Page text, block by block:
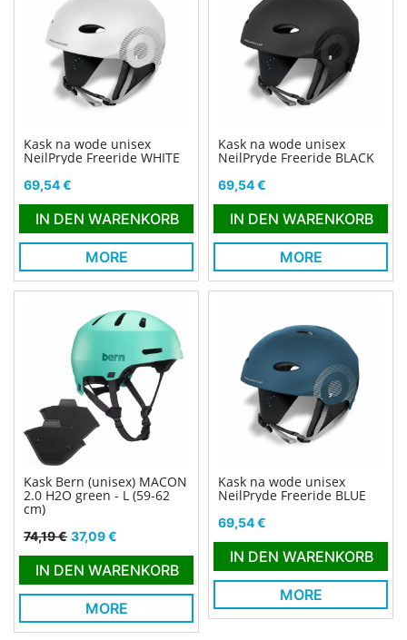
Kask na wode unisex
NeilPryde Freeride WHITE
Preis
69,54 €
IN DEN WARENKORB
MORE
Kask na wode unisex
NeilPryde Freeride BLACK
Preis
69,54 €
IN DEN WARENKORB
MORE
Kask Bern (unisex) MACON
2.0 H2O green - L (59-62
cm)
Verkaufspreis
74,19 € Preis
37,09 €
IN DEN WARENKORB
MORE
Kask na wode unisex
NeilPryde Freeride BLUE
Preis
69,54 €
IN DEN WARENKORB
MORE